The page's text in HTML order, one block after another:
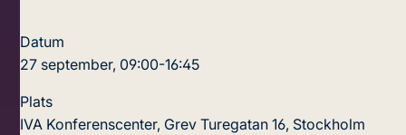
Datum
27 september, 09:00-16:45
Plats
IVA Konferenscenter, Grev Turegatan 16, Stockholm